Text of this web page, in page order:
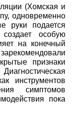
(Хомская и
одновременно
руки подается
особую
на конечный
признаки
инструментов
симптомов
пока